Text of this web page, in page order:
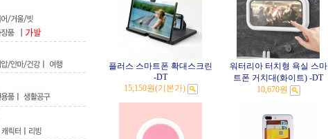
플러스 스마트폰 확대스크린
-DT
15,150원(기본가)
워터리아 터치형 욕실 스마
트폰 거치대(화이트) -DT
10,670원